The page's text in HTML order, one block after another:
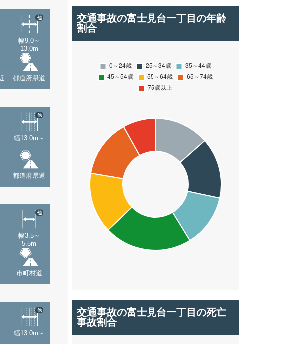
幅9.0～
13.0m
他
都道府県道
幅13.0m～
他
都道府県道
幅3.5～
5.5m
他
市町村道
幅13.0m～
他
交通事故の富士見台一丁目の年齢
割合
交通事故の富士見台一丁目の死亡
事故割合